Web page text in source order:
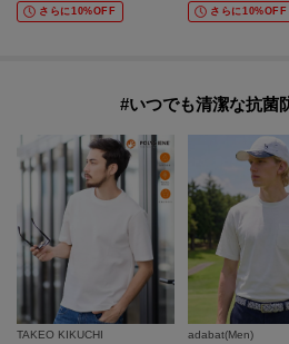
さらに10%OFF さらに10%OFF
#いつでも清潔な抗菌
TAKEO KIKUCHI
adabat(Men)